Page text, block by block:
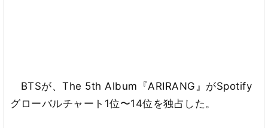
BTSが、The 5th Album『ARIRANG』がSpotify
グローバルチャート1位〜14位を独占した。